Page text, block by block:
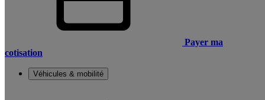
Payer ma
cotisation
Véhicules & mobilité